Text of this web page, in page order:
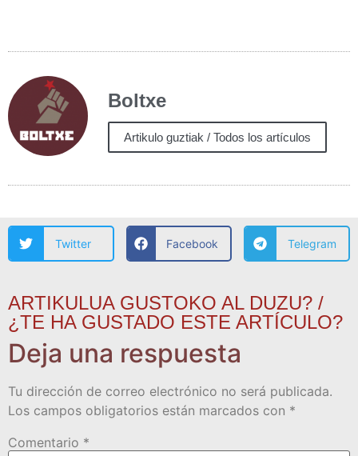
Boltxe
Artikulo guztiak / Todos los artículos
Twitter Facebook Telegram
ARTIKULUA GUSTOKO AL DUZU? /
¿TE HA GUSTADO ESTE ARTÍCULO?
Deja una respuesta
Tu dirección de correo electrónico no será publicada.
Los campos obligatorios están marcados con *
Comentario *